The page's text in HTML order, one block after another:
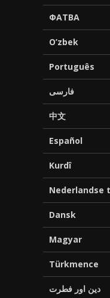
ФАТВА
O’zbek
Português
فارسی
中文
Español
Kurdî
Nederlandse
Dansk
Magyar
Türkmence
دین اور فطرت